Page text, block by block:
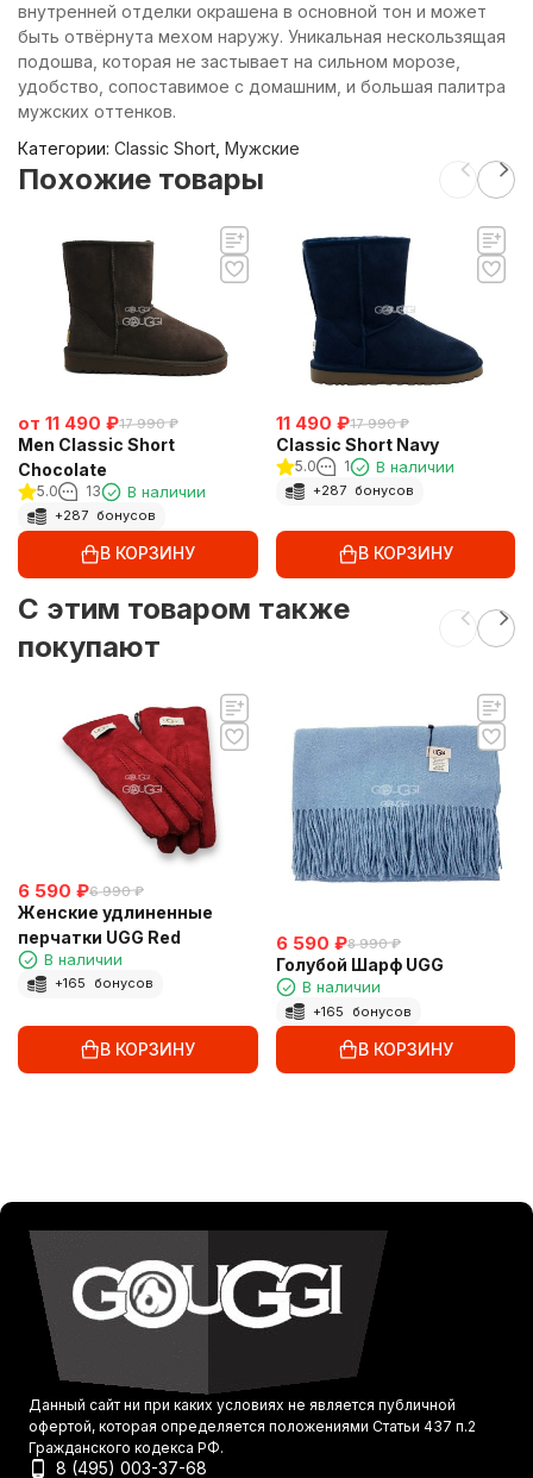
внутренней отделки окрашена в основной тон и может
быть отвёрнута мехом наружу. Уникальная нескользящая
подошва, которая не застывает на сильном морозе,
удобство, сопоставимое с домашним, и большая палитра
мужских оттенков.
Категории: Classic Short Мужские
Похожие товары
от 11 490 ₽17 990 ₽
Men Classic Short
Chocolate
5.0 13 В наличии
+287 бонусов
В КОРЗИНУ
11 490 ₽17 990 ₽
Classic Short Navy
5.0 1 В наличии
+287 бонусов
В КОРЗИНУ
C этим товаром также
покупают
6 590 ₽6 990 ₽
Женские удлиненные
перчатки UGG Red
В наличии
+165 бонусов
В КОРЗИНУ
6 590 ₽8 990 ₽
Голубой Шарф UGG
В наличии
+165 бонусов
В КОРЗИНУ
Данный сайт ни при каких условиях не является публичной
офертой, которая определяется положениями Статьи 437 п.2
Гражданского кодекса РФ.
8 (495) 003-37-68